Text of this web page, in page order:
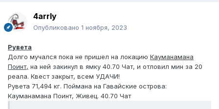
4arrly
Опубликовано 1 ноября, 2023
Рувета
Долго мучался пока не пришел на локацию Кауманамана
Поинт, на ней закинул в ямку 40.70 Чат, и отловил мин за 20
реала. Квест закрыт, всем УДАЧИ!
Рувета 71,494 кг. Поймана на Гавайские острова:
Кауманамана Поинт, Живец. 40.70 Чат